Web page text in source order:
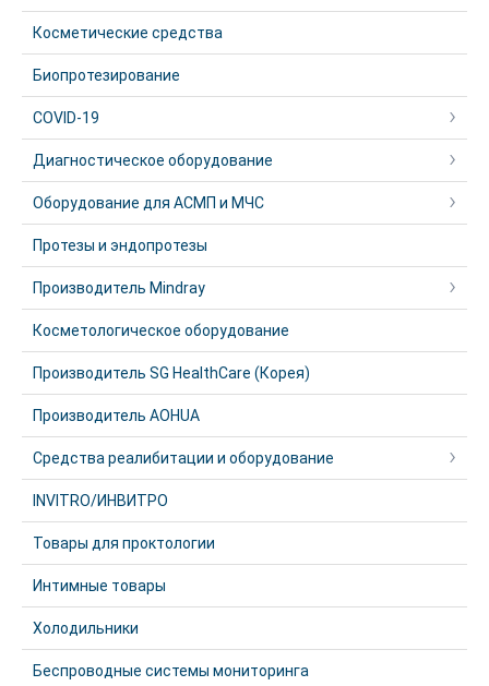
Косметические средства
Биопротезирование
COVID-19
Диагностическое оборудование
Оборудование для АСМП и МЧС
Протезы и эндопротезы
Производитель Mindray
Косметологическое оборудование
Производитель SG HealthCare (Корея)
Производитель AOHUA
Средства реалибитации и оборудование
INVITRO/ИНВИТРО
Товары для проктологии
Интимные товары
Холодильники
Беспроводные системы мониторинга